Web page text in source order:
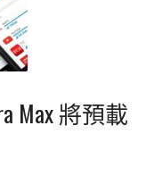
Max 將預載